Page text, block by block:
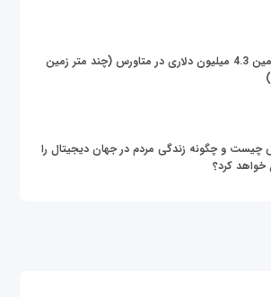
خرید زمین 4.3 میلیون دلاری در متاورس (چند متر زمین
چیست و چگونه زندگی مردم در جهان دیجیتال را
کرد؟